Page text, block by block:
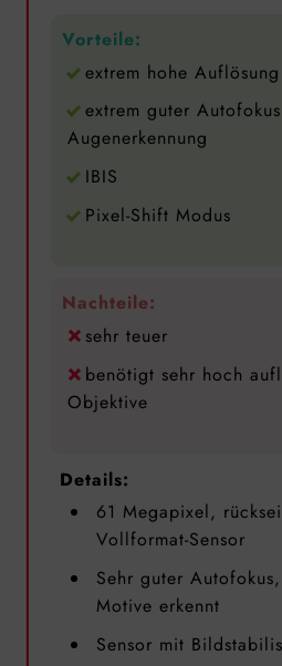
Vorteile:
extrem hohe Auflösung
extrem guter
Augenerkennung
IBIS
Pixel-Shift Modus
Nachteile:
sehr teuer
benötigt sehr hoch
Objektive
Details:
61 Megapixel,
Vollformat-Sensor
Sehr guter
Motive erkennt
Sensor mit